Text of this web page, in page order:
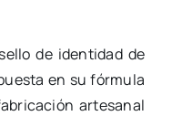
de identidad de
en su fórmula
artesanal